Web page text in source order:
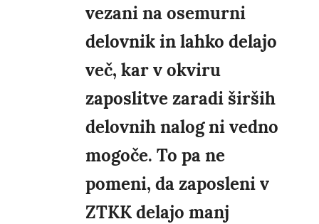
vezani na osemurni
delovnik in lahko delajo
več, kar v okviru
zaposlitve zaradi širših
delovnih nalog ni vedno
mogoče. To pa ne
pomeni, da zaposleni v
ZTKK delajo manj